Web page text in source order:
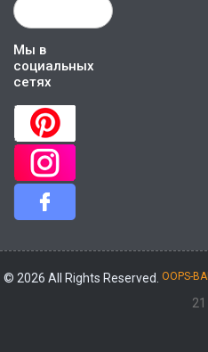
Мы в
социальных
сетях
© 2026 All Rights Reserved. OOPS-
21